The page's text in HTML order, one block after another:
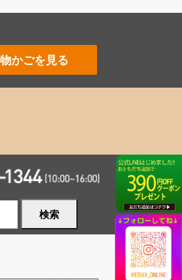
かごを見る
検索